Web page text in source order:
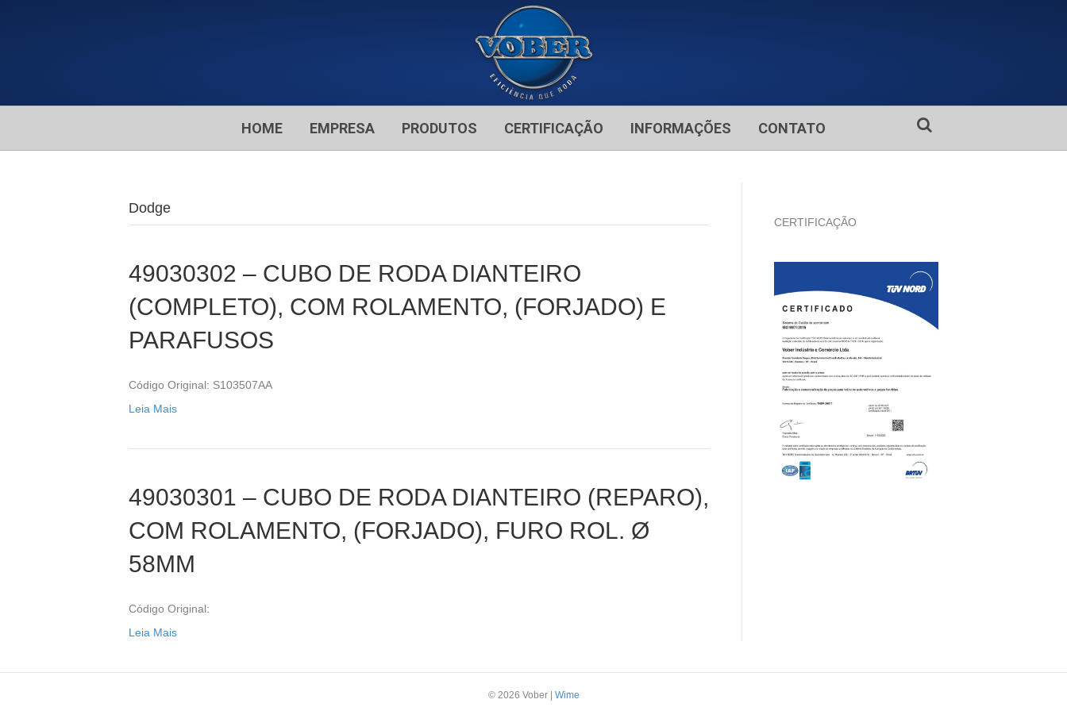
HOME EMPRESA PRODUTOS CERTIFICAÇÃO INFORMAÇÕES CONTATO
Dodge
49030302 – CUBO DE RODA DIANTEIRO
(COMPLETO), COM ROLAMENTO, (FORJADO) E
PARAFUSOS
Código Original: S103507AA
Leia Mais
49030301 – CUBO DE RODA DIANTEIRO (REPARO),
COM ROLAMENTO, (FORJADO), FURO ROL. Ø
58MM
Código Original:
Leia Mais
CERTIFICAÇÃO
© 2026 Vober Wime